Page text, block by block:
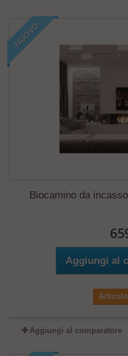
NUOVO
Biocamino da
Aggiungi al
Aggiungi al comparatore